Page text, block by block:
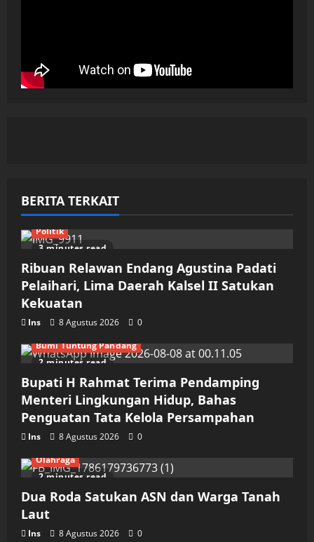
BERITA TERKAIT
3 minutes read
Politik
Ribuan Relawan Endang Agustina Padati
Pelaihari, Lima Daerah Kalsel II Satukan
Kekuatan
Ins 8 Agustus 2026 0
2 minutes read
Bumi Tuntung Pandang
Bupati H Rahmat Terima Pendamping
Menteri Lingkungan Hidup, Bahas
Penguatan Tata Kelola Persampahan
Ins 8 Agustus 2026 0
2 minutes read
Olahraga
Dua Roda Satukan ASN dan Warga Tanah
Laut
Ins 8 Agustus 2026 0